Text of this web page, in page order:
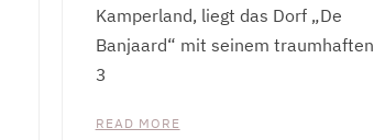
Kamperland, liegt das Dorf „De
Banjaard“ mit seinem traumhaften
3
READ MORE